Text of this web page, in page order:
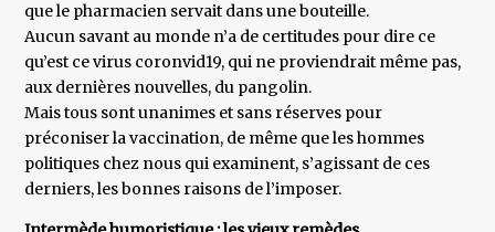
que le pharmacien servait dans une bouteille.
Aucun savant au monde n’a de certitudes pour dire ce
qu’est ce virus coronvid19, qui ne proviendrait même pas,
aux dernières nouvelles, du pangolin.
Mais tous sont unanimes et sans réserves pour
préconiser la vaccination, de même que les hommes
politiques chez nous qui examinent, s’agissant de ces
derniers, les bonnes raisons de l’imposer.